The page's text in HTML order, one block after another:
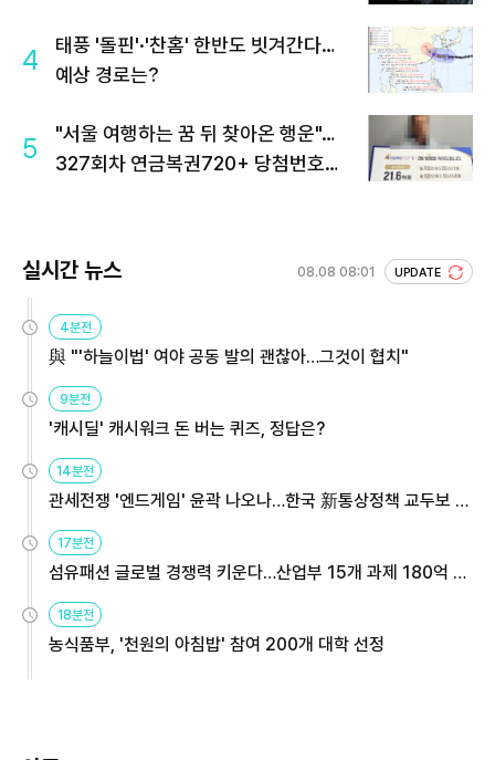
4
태풍 '돌핀'·'찬홈' 한반도 빗겨간다…
예상 경로는?
5
"서울 여행하는 꿈 뒤 찾아온 행운"…
327회차 연금복권720+ 당첨번호조
실시간 뉴스 08.08 08:01 UPDATE
4분전
與 "'하늘이법' 여야 공동 발의 괜찮아…그것이 협치"
9분전
'캐시딜' 캐시워크 돈 버는 퀴즈, 정답은?
14분전
관세전쟁 '엔드게임' 윤곽 나오나…한국 新통상정책 교두보 활
용해야
17분전
섬유패션 글로벌 경쟁력 키운다…산업부 15개 과제 180억 지
원
18분전
농식품부, '천원의 아침밥' 참여 200개 대학 선정